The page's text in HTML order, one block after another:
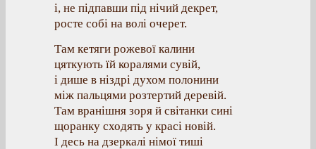
і, не підпавши під нічий декрет,
росте собі на волі очерет.
Там кетяги рожевої калини
цяткують їй коралями сувій,
і дише в ніздрі духом полонини
між пальцями розтертий деревій.
Там вранішня зоря й світанки сині
щоранку сходять у красі новій.
І десь на дзеркалі німої тиші